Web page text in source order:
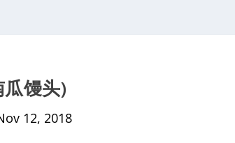
馒头)
12, 2018